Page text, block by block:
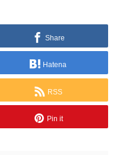
Share
Hatena
RSS
Pin it